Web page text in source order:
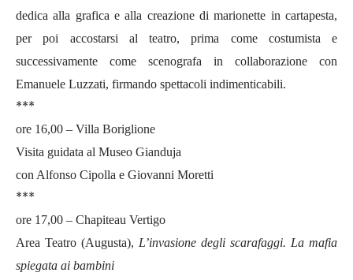
dedica alla grafica e alla creazione di marionette in cartapesta,
per poi accostarsi al teatro, prima come costumista e
successivamente come scenografa in collaborazione con
Emanuele Luzzati, firmando spettacoli indimenticabili.
***
ore 16,00 – Villa Boriglione
Visita guidata al Museo Gianduja
con Alfonso Cipolla e Giovanni Moretti
***
ore 17,00 – Chapiteau Vertigo
Area Teatro (Augusta), L’invasione degli scarafaggi. La mafia
spiegata ai bambini